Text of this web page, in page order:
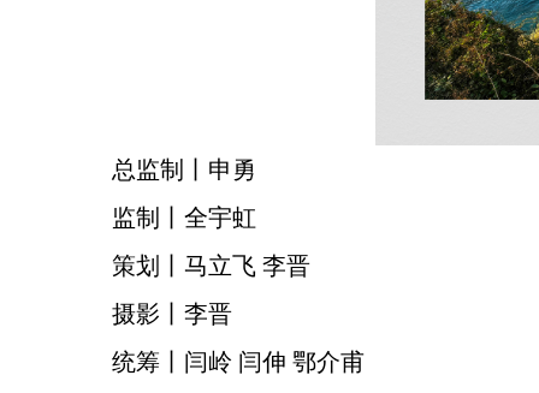
总监制丨申勇
监制丨全宇虹
策划丨马立飞 李晋
摄影丨李晋
统筹丨闫岭 闫伸 鄂介甫